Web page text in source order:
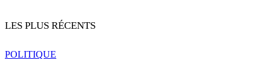
LES PLUS RÉCENTS
POLITIQUE